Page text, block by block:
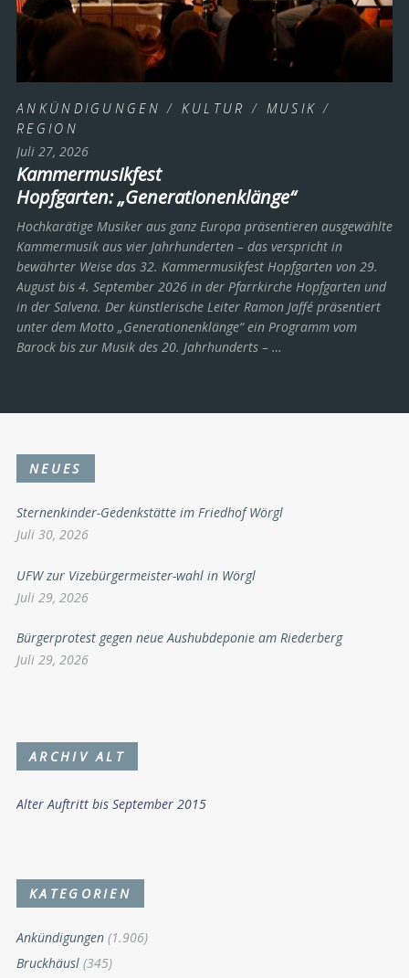
ANKÜNDIGUNGEN / KULTUR / MUSIK /
REGION
Juli 27, 2026
Kammermusikfest
Hopfgarten: „Generationenklänge“
Hochkarätige Musiker aus ganz Europa präsentieren ausgewählte
Kammermusik aus vier Jahrhunderten – das verspricht in
bewährter Weise das 32. Kammermusikfest Hopfgarten von 29.
August bis 4. September 2026 in der Pfarrkirche Hopfgarten und
in der Salvena. Der künstlerische Leiter Ramon Jaffé präsentiert
unter dem Motto „Generationenklänge“ ein Programm vom
Barock bis zur Musik des 20. Jahrhunderts ­– …
NEUES
Sternenkinder-Gedenkstätte im Friedhof Wörgl
Juli 30, 2026
UFW zur Vizebürgermeister-wahl in Wörgl
Juli 29, 2026
Bürgerprotest gegen neue Aushubdeponie am Riederberg
Juli 29, 2026
ARCHIV ALT
Alter Auftritt bis September 2015
KATEGORIEN
Ankündigungen (1.906)
Bruckhäusl (345)